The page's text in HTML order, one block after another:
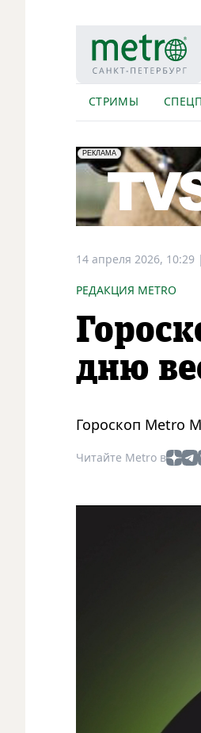
СТРИМЫ
erid: LdtCK5Efv
РЕКЛАМА
АО "ГАТР", ИНН: 7841320717
14 апреля 2026, 10:29 |
РЕДАКЦИЯ METRO
дню
Гороскоп Metro
Читайте Metro в